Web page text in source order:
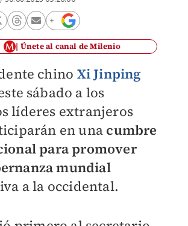
Únete al canal de Milenio
chino Xi Jinping
sábado a los
líderes extranjeros
en una cumbre
para promover
mundial
a la occidental.